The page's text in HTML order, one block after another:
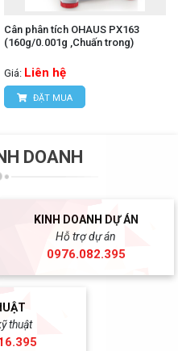
Cân phân tích OHAUS PX163
(160g/0.001g ,Chuấn trong)
Giá: Liên hệ
ĐẶT MUA
DOANH
KINH DOANH DỰ ÁN
Hỗ trợ dự án
0976.082.395
thuật